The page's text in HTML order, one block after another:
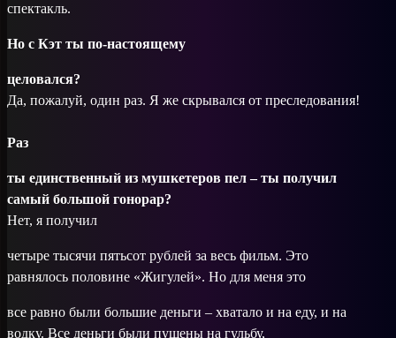
спектакль.
Но с Кэт ты по-настоящему
целовался?
Да, пожалуй, один раз. Я же скрывался от преследования!
Раз
ты единственный из мушкетеров пел – ты получил
самый большой гонорар?
Нет, я получил
четыре тысячи пятьсот руб­лей за весь фильм. Это
равнялось половине «Жигулей». Но для меня это
все равно были большие деньги – хватало и на еду, и на
водку. Все деньги были пущены на гульбу,